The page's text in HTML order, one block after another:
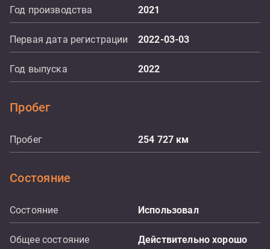
Год производства 2021
Первая дата регистрации 2022-03-03
Год выпуска 2022
Пробег
Пробег 254 727 км
Состояние
Состояние Использовал
Общее состояние Действительно хорошо